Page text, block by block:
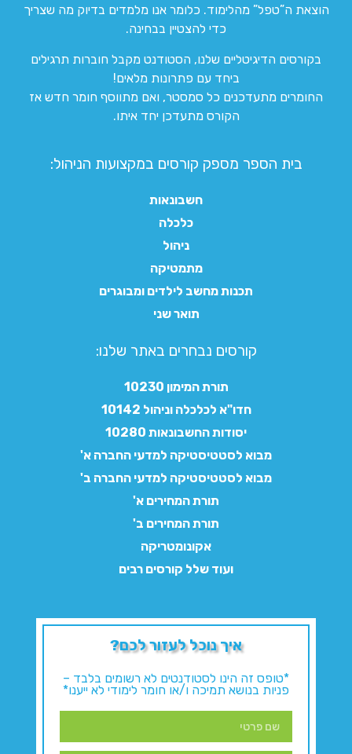
הוצאת ה”טפל” מהלימוד. כלומר אנו מלמדים בדיוק מה שצריך
כדי להצטיין בבחינה.
בקורסים הדיגיטליים שלנו, הסטודנט מקבל חוברות תרגילים
ביחד עם פתרונות מלאים!
החומרים מתעדכנים כל סמסטר, ואם מתווסף חומר חדש אז
הקורס מתעדכן יחד איתו.
בית הספר מספק קורסים במקצועות הניהול:
חשבונאות
כלכלה
ניהול
מתמטיקה
תכנות מחשב לילדים ומבוגרים
תואר שני
קורסים נבחרים באתר שלנו:​
תורת המימון 10230
חדו"א לכלכלה וניהול 10142
יסודות החשבונאות 10280
מבוא לסטטיסטיקה למדעי החברה א'
מבוא לסטטיסטיקה למדעי החברה ב'
תורת המחירים א'
תורת המחירים ב'
אקונומטריקה
ועוד שלל קורסים רבים
איך נוכל לעזור לכם?
*טופס זה הינו לסטודנטים לא רשומים בלבד –
פניות בנושא תמיכה ו/או חומר לימודי לא ייענו*